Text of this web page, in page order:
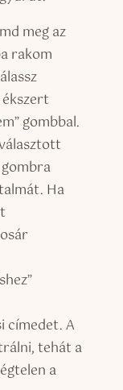
meg az
rakom
gombbal.
Ha
címedet. A
tehát a
a